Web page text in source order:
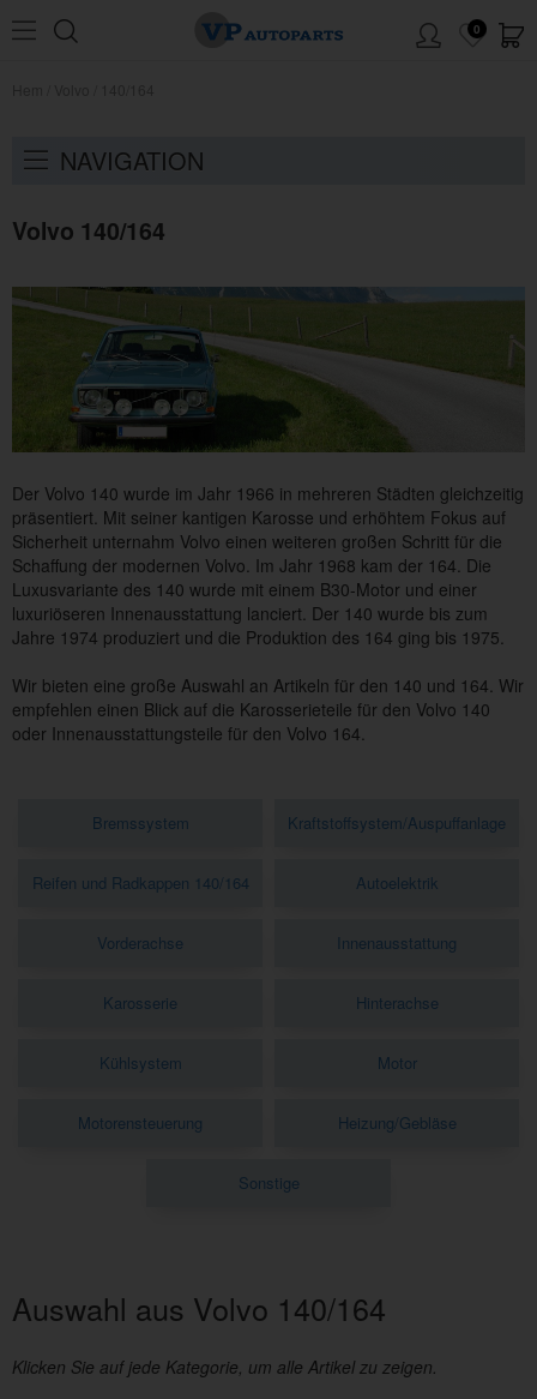
0
NAVIGATION
Volvo 140/164
Der Volvo 140 wurde im Jahr 1966 in mehreren Städten gleichzeitig
präsentiert. Mit seiner kantigen Karosse und erhöhtem Fokus auf
Sicherheit unternahm Volvo einen weiteren großen Schritt für die
Schaffung der modernen Volvo. Im Jahr 1968 kam der 164. Die
Luxusvariante des 140 wurde mit einem B30-Motor und einer
luxuriöseren Innenausstattung lanciert. Der 140 wurde bis zum
Jahre 1974 produziert und die Produktion des 164 ging bis 1975.
Wir bieten eine große Auswahl an Artikeln für den 140 und 164. Wir
empfehlen einen Blick auf die Karosserieteile für den Volvo 140
oder Innenausstattungsteile für den Volvo 164.
Bremssystem Kraftstoffsystem/Auspuffanlage
Reifen und Radkappen 140/164 Autoelektrik
Vorderachse Innenausstattung
Karosserie Hinterachse
Kühlsystem Motor
Motorensteuerung Heizung/Gebläse
Sonstige
Auswahl aus Volvo 140/164
Klicken Sie auf jede Kategorie, um alle Artikel zu zeigen.